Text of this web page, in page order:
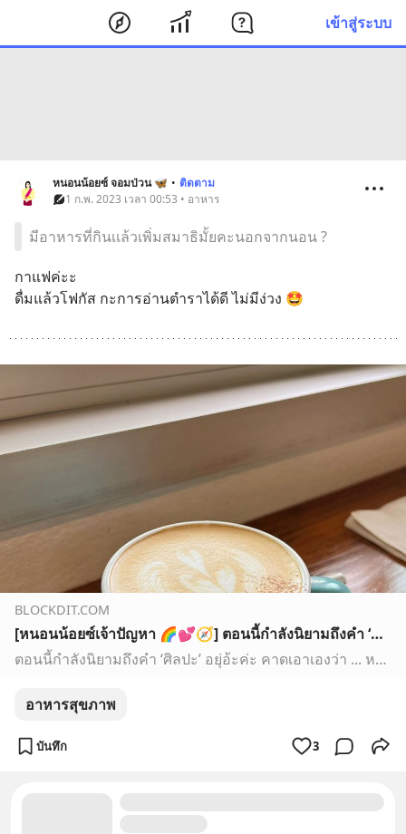
เข้าสู่ระบบ
หนอนน้อยซ์ จอมป่วน 🦋 • ติดตาม
1 ก.พ. 2023 เวลา 00:53 • อาหาร
มีอาหารที่กินเเล้วเพิ่มสมาธิมั้ยคะนอกจากนอน ?
กาแฟค่ะะ
ดื่มแล้วโฟกัส กะการอ่านตำราได้ดี ไม่มีง่วง 🤩
BLOCKDIT.COM
[หนอนน้อยซ์เจ้าปัญหา 🌈💕🧭] ตอนนี้กำลังนิยามถึงคำ ‘ศิลปะ’ อยุ่อ้ะค่ะ คาดเอาเองว่า ... หมายถึงสิ่งใดๆ ทั้งจากธรรมชาติ และมนุษย์สรรค์สร้าง ที่จรรโลง & เสริมพลังด้านบวกให้แก่มนุษย์ ความเห็นส่วนตัว เลยคิดว่าศิลปะครอบคลุมได้ค่อนข้างก
ตอนนี้กำลังนิยามถึงคำ ‘ศิลปะ’ อยุ่อ้ะค่ะ คาดเอาเองว่า ... หมายถึงสิ่งใดๆ ทั้งจากธรรมชาติ และมนุษย์สรรค์สร้าง ที่จรรโลง & เสริมพลังด้านบวกให้แก่มนุษย์
อาหารสุขภาพ
บันทึก 3